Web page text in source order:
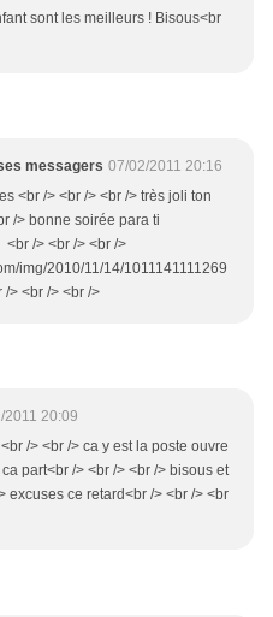
sont les meilleurs ! Bisous<br
messagers 07/02/2011 20:16
<br /> <br /> <br /> très joli ton
/> bonne soirée para ti
<br /> <br /> <br />
img/2010/11/14/1011141111269
> <br /> <br />
2011 20:09
/> <br /> ca y est la poste ouvre
part<br /> <br /> <br /> bisous et
excuses ce retard<br /> <br /> <br